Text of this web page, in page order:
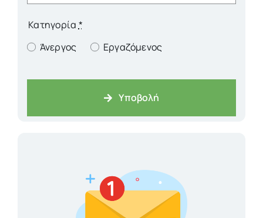
Κατηγορία *
Άνεργος
Εργαζόμενος
Υποβολή